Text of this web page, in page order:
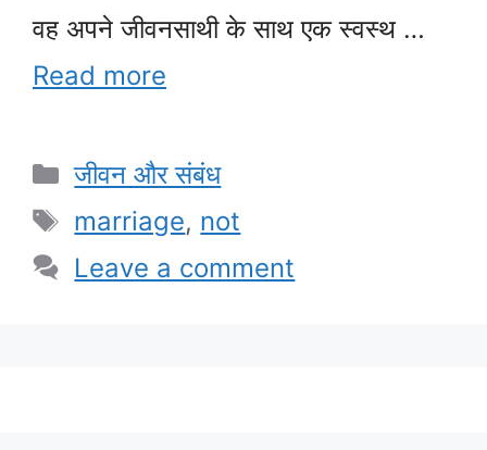
वह अपने जीवनसाथी के साथ एक स्वस्थ …
Read more
Categories
जीवन और संबंध
Tags
marriage, not
Leave a comment